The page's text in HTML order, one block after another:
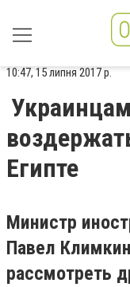
10:47, 15 липня 2017 р.
Египте
Министр
Павел
рассмотреть